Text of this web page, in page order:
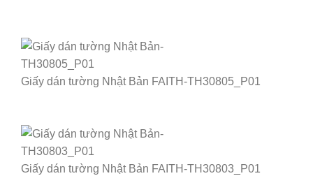
Giấy dán tường Nhật Bản FAITH-TH30805_P01
Giấy dán tường Nhật Bản FAITH-TH30803_P01